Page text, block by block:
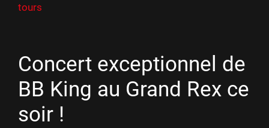
tours
Concert exceptionnel de
BB King au Grand Rex ce
soir !